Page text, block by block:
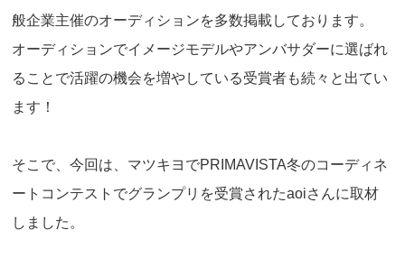
般企業主催のオーディションを多数掲載しております。
オーディションでイメージモデルやアンバサダーに選ばれ
ることで活躍の機会を増やしている受賞者も続々と出てい
ます！
そこで、今回は、マツキヨでPRIMAVISTA冬のコーディネ
ートコンテストでグランプリを受賞されたaoiさんに取材
しました。